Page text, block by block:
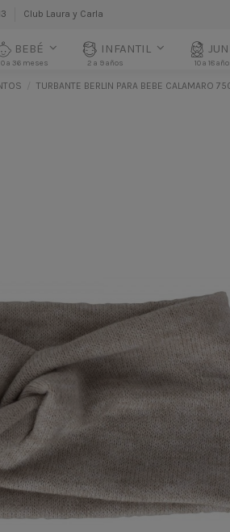
Club Laura y Carla
BEBÉ
0 a 36 meses
INFANTIL
2 a 9 años 10 a 18
TURBANTE BERLIN PARA BEBE CALAMARO